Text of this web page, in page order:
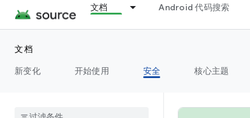
文档 Android 代码搜索
文档
新变化
开始使用 安全 核心主题